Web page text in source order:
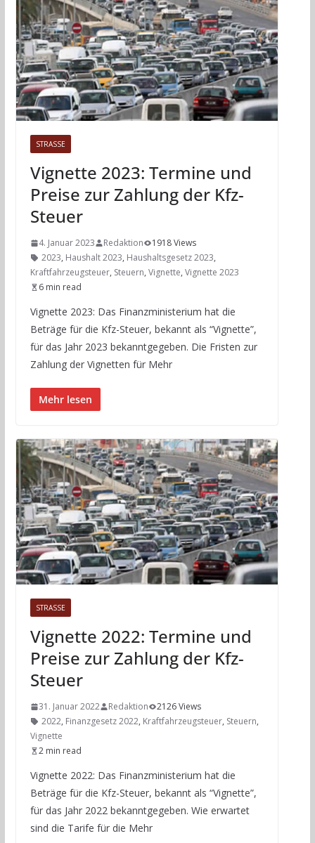
STRASSE
Vignette 2023: Termine und
Preise zur Zahlung der Kfz-
Steuer
4. Januar 2023 Redaktion
1918 Views
2023, Haushalt 2023, Haushaltsgesetz 2023,
Kraftfahrzeugsteuer, Steuern, Vignette, Vignette 2023
6 min read
Vignette 2023: Das Finanzministerium hat die
Beträge für die Kfz-Steuer, bekannt als “Vignette”,
für das Jahr 2023 bekanntgegeben. Die Fristen zur
Zahlung der Vignetten für Mehr
Mehr lesen
STRASSE
Vignette 2022: Termine und
Preise zur Zahlung der Kfz-
Steuer
31. Januar 2022 Redaktion
2126 Views
2022, Finanzgesetz 2022, Kraftfahrzeugsteuer, Steuern,
Vignette
2 min read
Vignette 2022: Das Finanzministerium hat die
Beträge für die Kfz-Steuer, bekannt als “Vignette”,
für das Jahr 2022 bekanntgegeben. Wie erwartet
sind die Tarife für die Mehr